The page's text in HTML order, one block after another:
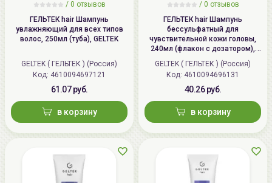
/ 0 отзывов
ГЕЛЬТЕК hair Шампунь
увлажняющий для всех типов
волос, 250мл (туба), GELTEK
GELTEK ( ГЕЛЬТЕК ) (Россия)
Код: 4610094697121
61.07 руб.
в корзину
/ 0 отзывов
ГЕЛЬТЕК hair Шампунь
бессульфатный для
чувствительной кожи головы,
240мл (флакон с дозатором),
GELTEK ( ГЕЛЬТЕК ) (Россия)
Код: 4610094696131
40.26 руб.
в корзину